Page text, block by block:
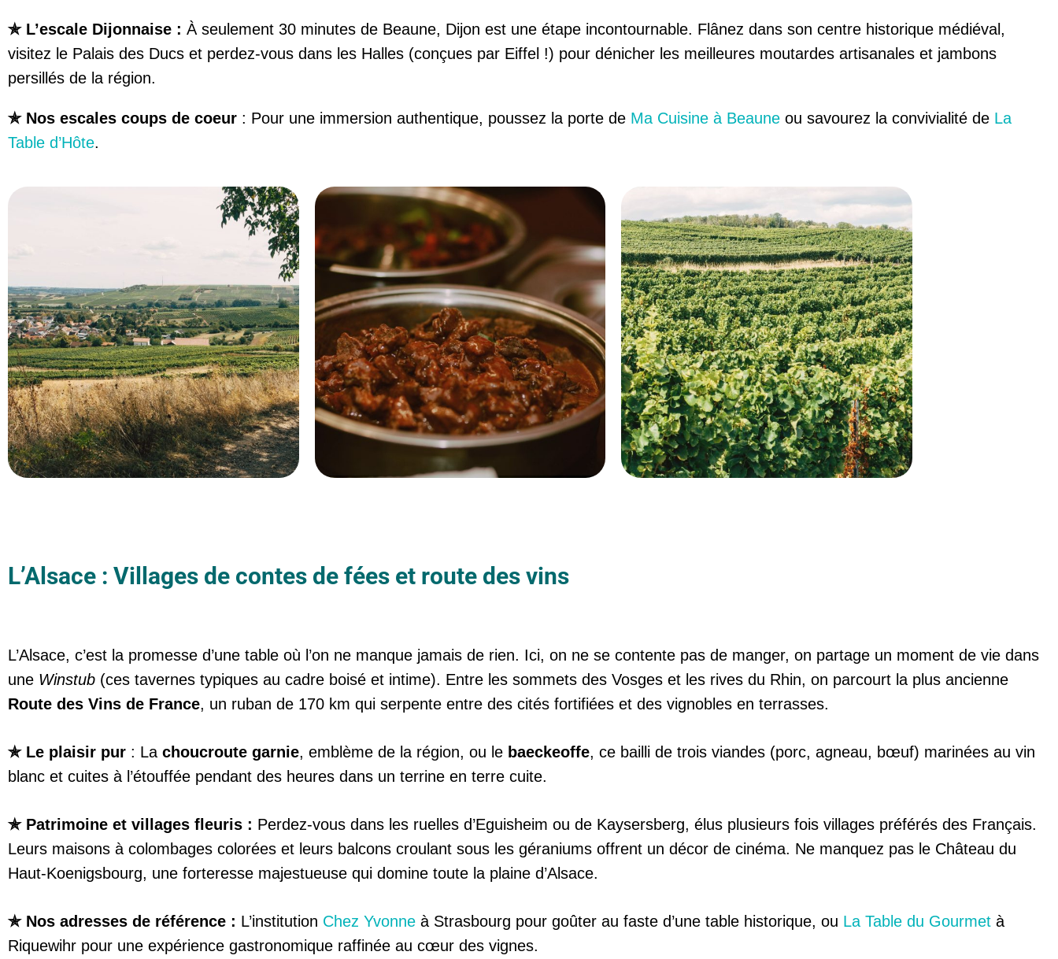
✯ L’escale Dijonnaise : À seulement 30 minutes de Beaune, Dijon est une étape incontournable. Flânez dans son centre historique médiéval,
visitez le Palais des Ducs et perdez-vous dans les Halles (conçues par Eiffel !) pour dénicher les meilleures moutardes artisanales et jambons
persillés de la région.
✯ Nos escales coups de coeur : Pour une immersion authentique, poussez la porte de Ma Cuisine à Beaune ou savourez la convivialité de La
Table d’Hôte.
L’Alsace : Villages de contes de fées et route des vins
L’Alsace, c’est la promesse d’une table où l’on ne manque jamais de rien. Ici, on ne se contente pas de manger, on partage un moment de vie dans
une Winstub (ces tavernes typiques au cadre boisé et intime). Entre les sommets des Vosges et les rives du Rhin, on parcourt la plus ancienne
Route des Vins de France, un ruban de 170 km qui serpente entre des cités fortifiées et des vignobles en terrasses.
✯ Le plaisir pur : La choucroute garnie, emblème de la région, ou le baeckeoffe, ce bailli de trois viandes (porc, agneau, bœuf) marinées au vin
blanc et cuites à l’étouffée pendant des heures dans un terrine en terre cuite.
✯ Patrimoine et villages fleuris : Perdez-vous dans les ruelles d’Eguisheim ou de Kaysersberg, élus plusieurs fois villages préférés des Français.
Leurs maisons à colombages colorées et leurs balcons croulant sous les géraniums offrent un décor de cinéma. Ne manquez pas le Château du
Haut-Koenigsbourg, une forteresse majestueuse qui domine toute la plaine d’Alsace.
✯ Nos adresses de référence : L’institution Chez Yvonne à Strasbourg pour goûter au faste d’une table historique, ou La Table du Gourmet à
Riquewihr pour une expérience gastronomique raffinée au cœur des vignes.